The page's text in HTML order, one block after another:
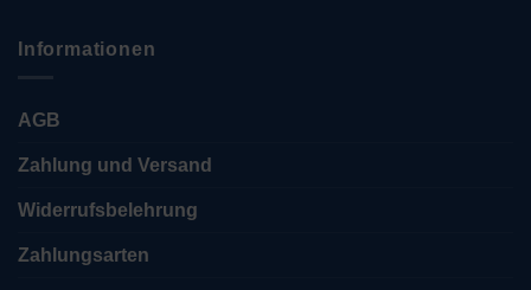
Informationen
AGB
Zahlung und Versand
Widerrufsbelehrung
Zahlungsarten